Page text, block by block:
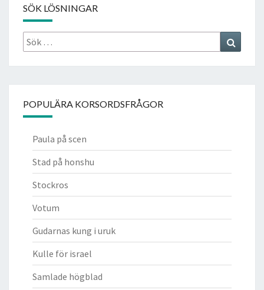
SÖK LÖSNINGAR
Sök
efter:
POPULÄRA KORSORDSFRÅGOR
Paula på scen
Stad på honshu
Stockros
Votum
Gudarnas kung i uruk
Kulle för israel
Samlade högblad